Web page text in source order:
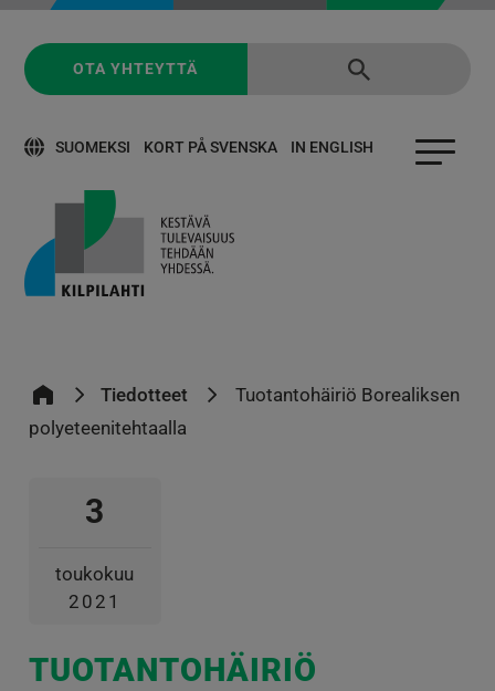
SUOMEKSI KORT PÅ SVENSKA IN ENGLISH
OTA YHTEYTTÄ
Tiedotteet
Tuotantohäiriö Borealiksen
polyeteenitehtaalla
3
toukokuu
2021
TUOTANTOHÄIRIÖ